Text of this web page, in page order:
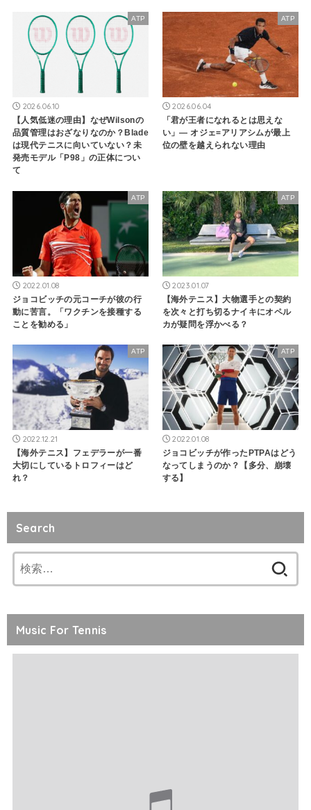
ATP
2026.06.10
【人気低迷の理由】なぜWilsonの
品質管理はおざなりなのか？Blade
は現代テニスに向いていない？未
発売モデル「P98」の正体につい
て
ATP
2026.06.04
「君が王者になれるとは思えな
い」— オジェ=アリアシムが最上
位の壁を越えられない理由
ATP
2022.01.08
ジョコビッチの元コーチが彼の行
動に苦言。「ワクチンを接種する
ことを勧める」
ATP
2023.01.07
【海外テニス】大物選手との契約
を次々と打ち切るナイキにオペル
カが疑問を浮かべる？
ATP
2022.12.21
【海外テニス】フェデラーが一番
大切にしているトロフィーはど
れ？
ATP
2022.01.08
ジョコビッチが作ったPTPAはどう
なってしまうのか？【多分、崩壊
する】
Search
索:
Music For Tennis